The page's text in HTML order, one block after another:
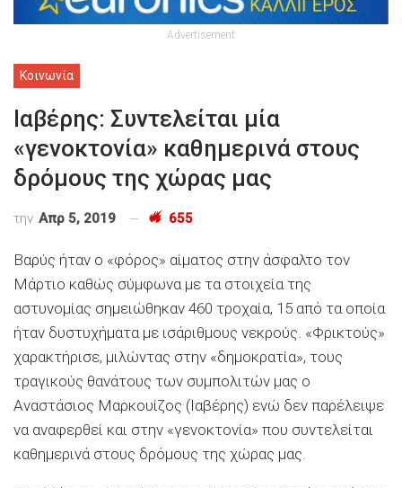
Advertisement
Κοινωνία
Ιαβέρης: Συντελείται μία
«γενοκτονία» καθημερινά στους
δρόμους της χώρας μας
την Απρ 5, 2019 655
Βαρύς ήταν ο «φόρος» αίματος στην άσφαλτο τον
Μάρτιο καθώς σύμφωνα με τα στοιχεία της
αστυνομίας σημειώθηκαν 460 τροχαία, 15 από τα οποία
ήταν δυστυχήματα με ισάριθμους νεκρούς. «Φρικτούς»
χαρακτήρισε, μιλώντας στην «δημοκρατία», τους
τραγικούς θανάτους των συμπολιτών μας ο
Αναστάσιος Μαρκουίζος (Ιαβέρης) ενώ δεν παρέλειψε
να αναφερθεί και στην «γενοκτονία» που συντελείται
καθημερινά στους δρόμους της χώρας μας.